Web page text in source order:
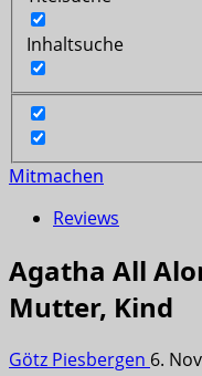
Inhaltsuche
Mitmachen
Reviews
Agatha All
Mutter, Kind
Götz Piesbergen 6.